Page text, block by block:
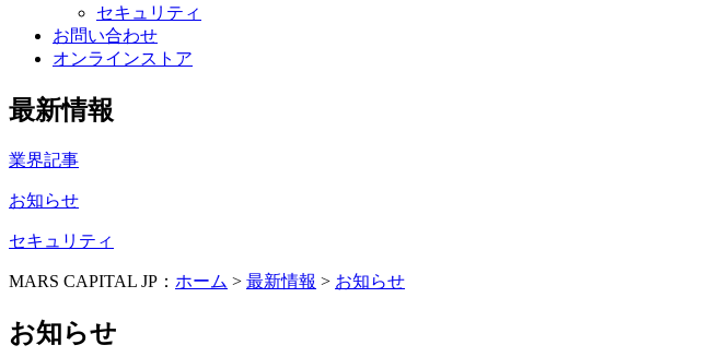
セキュリティ
お問い合わせ
オンラインストア
最新情報
業界記事
お知らせ
セキュリティ
MARS CAPITAL JP： ホーム > 最新情報 > お知らせ
お知らせ